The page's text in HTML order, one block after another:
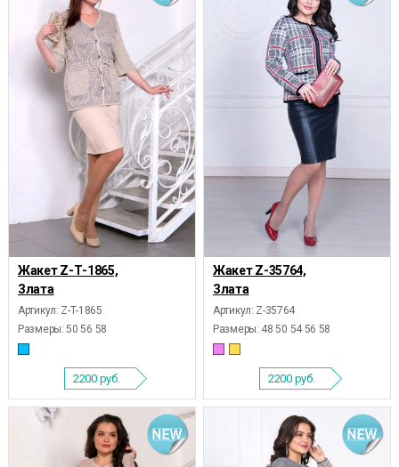
Жакет Z-Т-1865,
Злата
Артикул: Z-Т-1865
Размеры: 50 56 58
2200 руб.
Жакет Z-35764,
Злата
Артикул: Z-35764
Размеры: 48 50 54 56 58
2200 руб.